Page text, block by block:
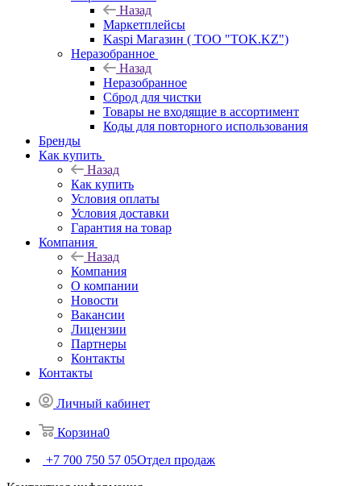
Назад
Маркетплейсы
Kaspi Магазин ( ТОО "TOK.KZ")
Неразобранное
Назад
Неразобранное
Сброд для чистки
Товары не входящие в ассортимент
Коды для повторного использования
Бренды
Как купить
Назад
Как купить
Условия оплаты
Условия доставки
Гарантия на товар
Компания
Назад
Компания
О компании
Новости
Вакансии
Лицензии
Партнеры
Контакты
Контакты
Личный кабинет
Корзина0
+7 700 750 57 05Отдел продаж